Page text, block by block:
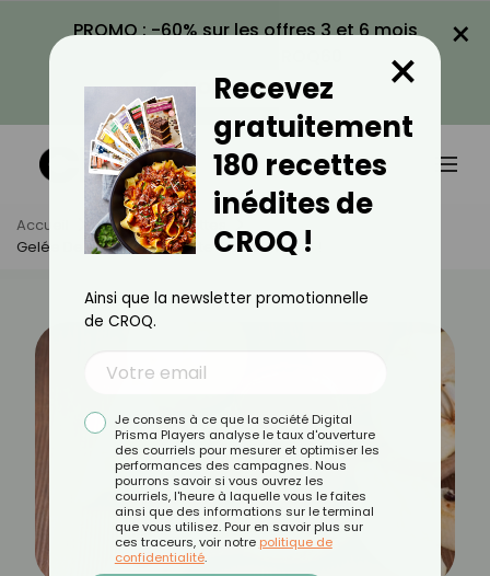
PROMO : -60% sur les offres 3 et 6 mois
VOIR LA PROMO
×
Accueil Actus
Recettes
Gelée De Coing : La Recette Traditionnelle !
Recevez
gratuitement
180 recettes
inédites de
CROQ !
×
Ainsi que la newsletter promotionnelle
de CROQ.
Je consens à ce que la société Digital
Prisma Players analyse le taux d'ouverture
des courriels pour mesurer et optimiser les
performances des campagnes. Nous
pourrons savoir si vous ouvrez les
courriels, l'heure à laquelle vous le faites
ainsi que des informations sur le terminal
que vous utilisez. Pour en savoir plus sur
ces traceurs, voir notre politique de
confidentialité.